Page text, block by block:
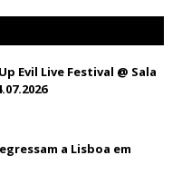
Evil Live Festival @ Sala
a Lisboa em